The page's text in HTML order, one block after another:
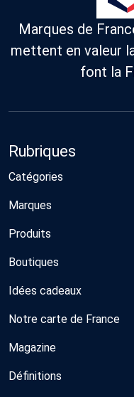
Marques de
mettent en valeur
font la
Rubriques
Catégories
Marques
Produits
Boutiques
Idées cadeaux
Notre carte de France
Magazine
Définitions